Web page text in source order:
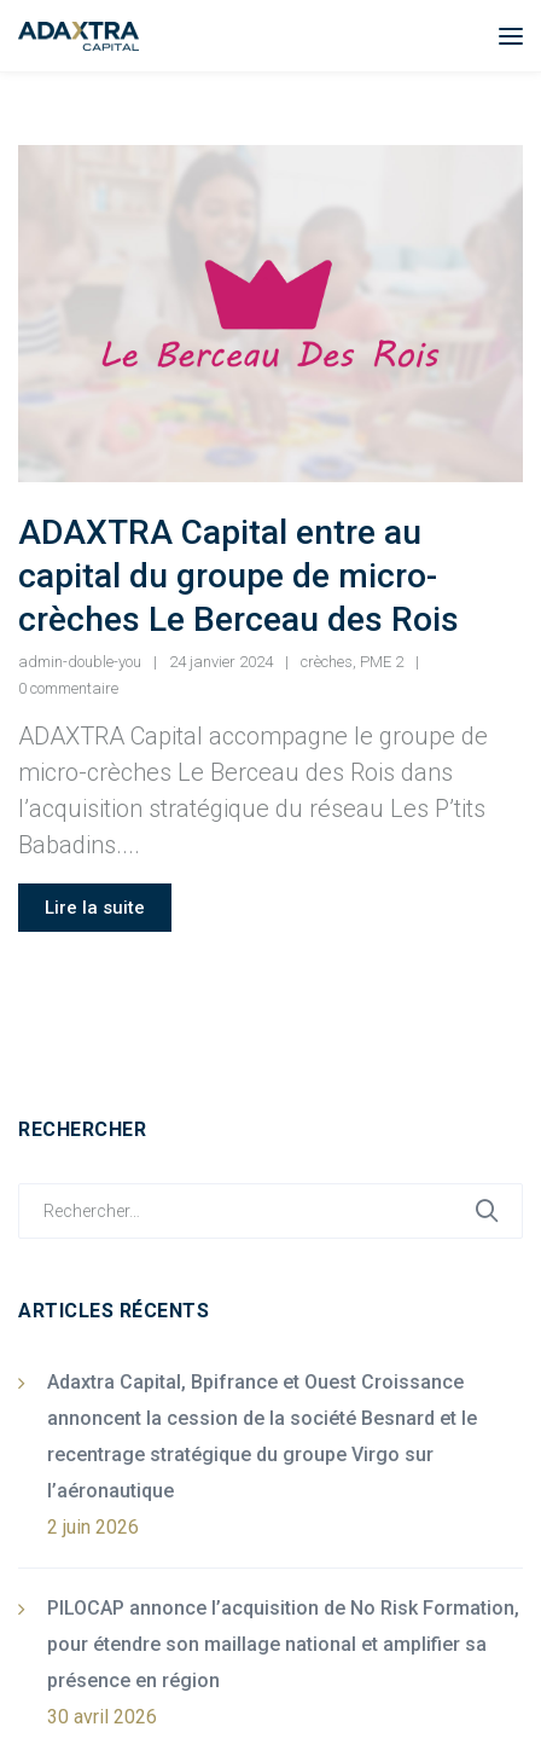
ADAXTRA Capital entre au
capital du groupe de micro-
crèches Le Berceau des Rois
admin-double-you 24 janvier 2024 crèches PME 2
0 commentaire
ADAXTRA Capital accompagne le groupe de
micro-crèches Le Berceau des Rois dans
l’acquisition stratégique du réseau Les P’tits
Babadins....
Lire la suite
RECHERCHER
Search
ARTICLES RÉCENTS
Adaxtra Capital, Bpifrance et Ouest Croissance
annoncent la cession de la société Besnard et le
recentrage stratégique du groupe Virgo sur
l’aéronautique
2 juin 2026
PILOCAP annonce l’acquisition de No Risk Formation,
pour étendre son maillage national et amplifier sa
présence en région
30 avril 2026